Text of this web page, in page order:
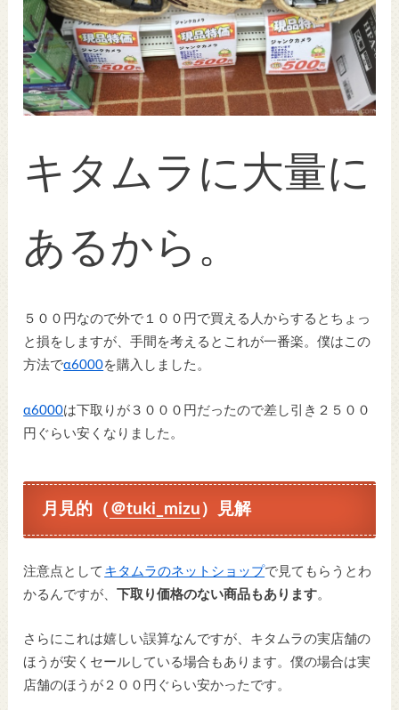
キタムラに大量に
あるから。
５００円なので外で１００円で買える人からするとちょっ
と損をしますが、手間を考えるとこれが一番楽。僕はこの
方法でα6000を購入しました。
α6000は下取りが３０００円だったので差し引き２５００
円ぐらい安くなりました。
月見的（ ＠tuki_mizu ）見解
注意点として キタムラのネットショップで見てもらうとわ
かるんですが、
下取り価格のない商品もあります。
さらにこれは嬉しい誤算なんですが、キタムラの実店舗の
ほうが安くセールしている場合もあります。僕の場合は実
店舗のほうが２００円ぐらい安かったです。